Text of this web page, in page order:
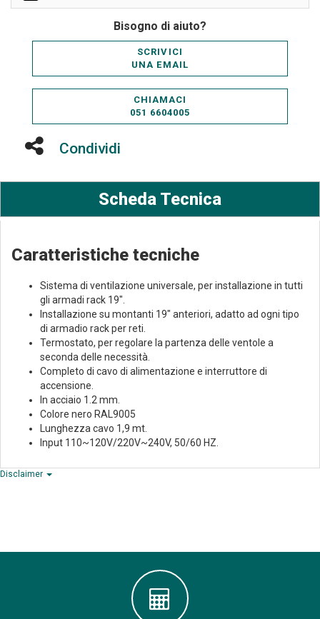
Bisogno di aiuto?
SCRIVICI
UNA EMAIL
CHIAMACI
051 6604005
Condividi
Scheda Tecnica
Caratteristiche tecniche
Sistema di ventilazione universale, per installazione in tutti
gli armadi rack 19".
Installazione su montanti 19" anteriori, adatto ad ogni tipo
di armadio rack per reti.
Termostato, per regolare la partenza delle ventole a
seconda delle necessità.
Completo di cavo di alimentazione e interruttore di
accensione.
In acciaio 1.2 mm.
Colore nero RAL9005
Lunghezza cavo 1,9 mt.
Input 110~120V/220V~240V, 50/60 HZ.
Disclaimer